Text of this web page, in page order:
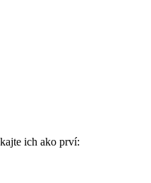
ich ako prví: